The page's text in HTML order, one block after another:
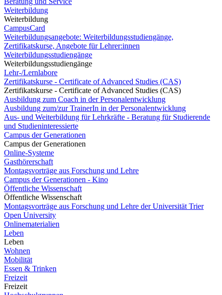
Weiterbildung
Weiterbildung
CampusCard
Weiterbildungsangebote: Weiterbildungsstudiengänge,
Zertifikatskurse, Angebote für Lehrer:innen
Weiterbildungsstudiengänge
Weiterbildungsstudiengänge
Lehr-/Lernlabore
Zertifikatskurse - Certificate of Advanced Studies (CAS)
Zertifikatskurse - Certificate of Advanced Studies (CAS)
Ausbildung zum Coach in der Personalentwicklung
Ausbildung zum/zur TrainerIn in der Personalentwicklung
Aus- und Weiterbildung für Lehrkräfte - Beratung für Studierende
und Studieninteressierte
Campus der Generationen
Campus der Generationen
Online-Systeme
Gasthörerschaft
Montagsvorträge aus Forschung und Lehre
Campus der Generationen - Kino
Öffentliche Wissenschaft
Öffentliche Wissenschaft
Montagsvorträge aus Forschung und Lehre der Universität Trier
Open University
Onlinematerialien
Leben
Leben
Wohnen
Mobilität
Essen & Trinken
Freizeit
Freizeit